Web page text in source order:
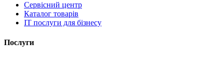
Сервісний центр
Каталог товарів
IT послуги для бізнесу
Послуги